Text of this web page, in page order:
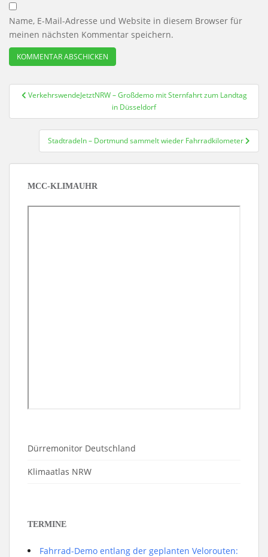
Name, E-Mail-Adresse und Website in diesem Browser für
meinen nächsten Kommentar speichern.
Beitragsnavigation
Verkehrswende­­JetztNRW – Großdemo mit Sternfahrt zum Landtag
in Düsseldorf
Stadtradeln – Dortmund sammelt wieder Fahrradkilometer
MCC-KLIMAUHR
Dürremonitor Deutschland
Klimaatlas NRW
TERMINE
Fahrrad-Demo entlang der geplanten Velorouten: